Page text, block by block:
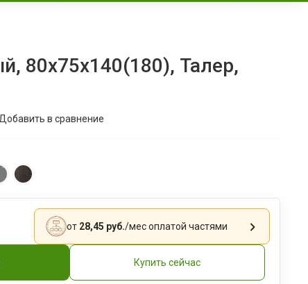
80х75х140(180), Талер,
Добавить в сравнение
от 28,45 руб./месоплатой частями
Купить сейчас